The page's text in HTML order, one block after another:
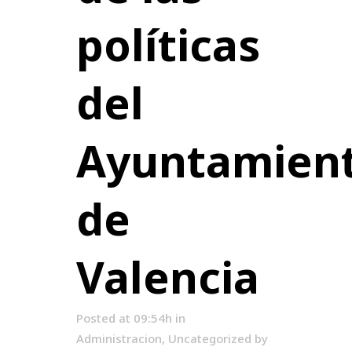
políticas
del
de
Valencia
Posted at 09:54h in
Administracion, Uncategorized by